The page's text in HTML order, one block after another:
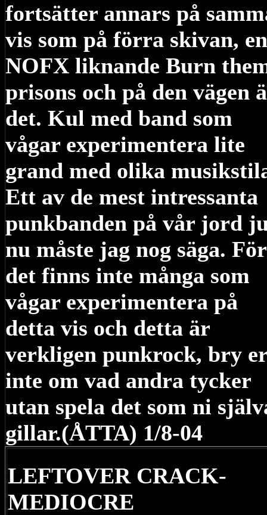
fortsätter annars på
vis som på förra skivan, en
NOFX liknande Burn
prisons och på den vägen
det. Kul med band som
vågar experimentera lite
grand med olika
Ett av de mest intressanta
punkbanden på vår jord
nu måste jag nog säga. För
det finns inte många som
vågar experimentera på
detta vis och detta är
verkligen punkrock, bry er
inte om vad andra tycker
utan spela det som ni
gillar.(ÅTTA) 1/8-04
LEFTOVER CRACK-
MEDIOCRE